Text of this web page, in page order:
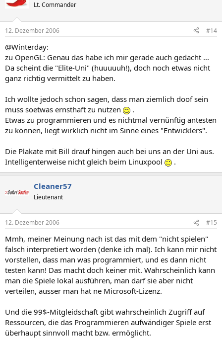
Lt. Commander
12. Dezember 2006 #14
@Winterday:
zu OpenGL: Genau das habe ich mir gerade auch gedacht ...
Da scheint die "Elite-Uni" (huuuuuh!), doch noch etwas nicht
ganz richtig vermittelt zu haben.
Ich wollte jedoch schon sagen, dass man ziemlich doof sein
muss soetwas ernsthaft zu nutzen
.
Etwas zu programmieren und es nichtmal vernünftig antesten
zu können, liegt wirklich nicht im Sinne eines "Entwicklers".
Die Plakate mit Bill drauf hingen auch bei uns an der Uni aus.
Intelligenterweise nicht gleich beim Linuxpool
.
Cleaner57
Lieutenant
12. Dezember 2006 #15
Mmh, meiner Meinung nach ist das mit dem "nicht spielen"
falsch interpretiert worden (denke ich mal). Ich kann mir nicht
vorstellen, dass man was programmiert, und es dann nicht
testen kann! Das macht doch keiner mit. Wahrscheinlich kann
man die Spiele lokal ausführen, man darf sie aber nicht
verteilen, ausser man hat ne Microsoft-Lizenz.
Und die 99$-Mitgleidschaft gibt wahrscheinlich Zugriff auf
Ressourcen, die das Programmieren aufwändiger Spiele erst
überhaupt sinnvoll macht bzw. ermöglicht.